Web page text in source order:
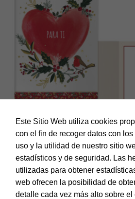
Dohe – Tarjeta de Felicitación
cm – Modelo Corazón
Este Sitio Web utiliza cookies
con el fin de recoger datos con los
uso y la utilidad de nuestro sitio
estadísticos y de seguridad. Las
utilizadas para obtener
web ofrecen la posibilidad de
detalle cada vez más alto sobre